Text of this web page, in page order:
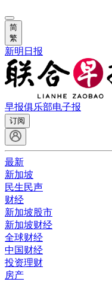
简
繁
新明日报
早报俱乐部电子报
订阅
最新
新加坡
民生民声
财经
新加坡股市
新加坡财经
全球财经
中国财经
投资理财
房产